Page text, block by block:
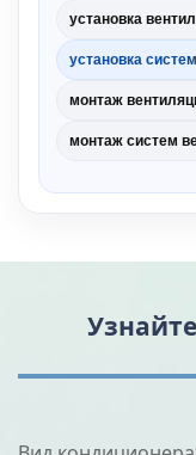
установка
установка
монтаж
монтаж систем